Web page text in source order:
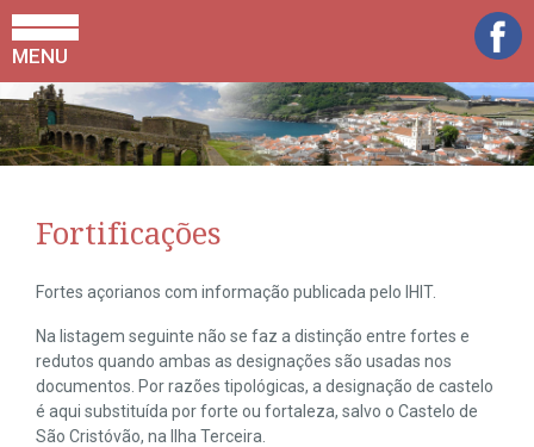
MENU
Fortificações
Fortes açorianos com informação publicada pelo IHIT.
Na listagem seguinte não se faz a distinção entre fortes e
redutos quando ambas as designações são usadas nos
documentos. Por razões tipológicas, a designação de castelo
é aqui substituída por forte ou fortaleza, salvo o Castelo de
São Cristóvão, na Ilha Terceira.